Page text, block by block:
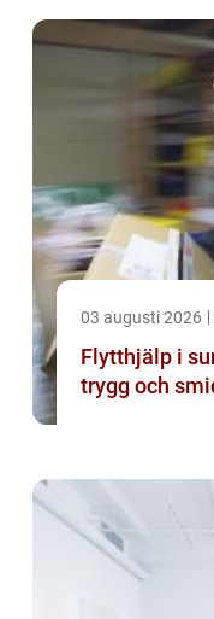
03 augusti 2026
Flytthjälp i sundsvall så
trygg och